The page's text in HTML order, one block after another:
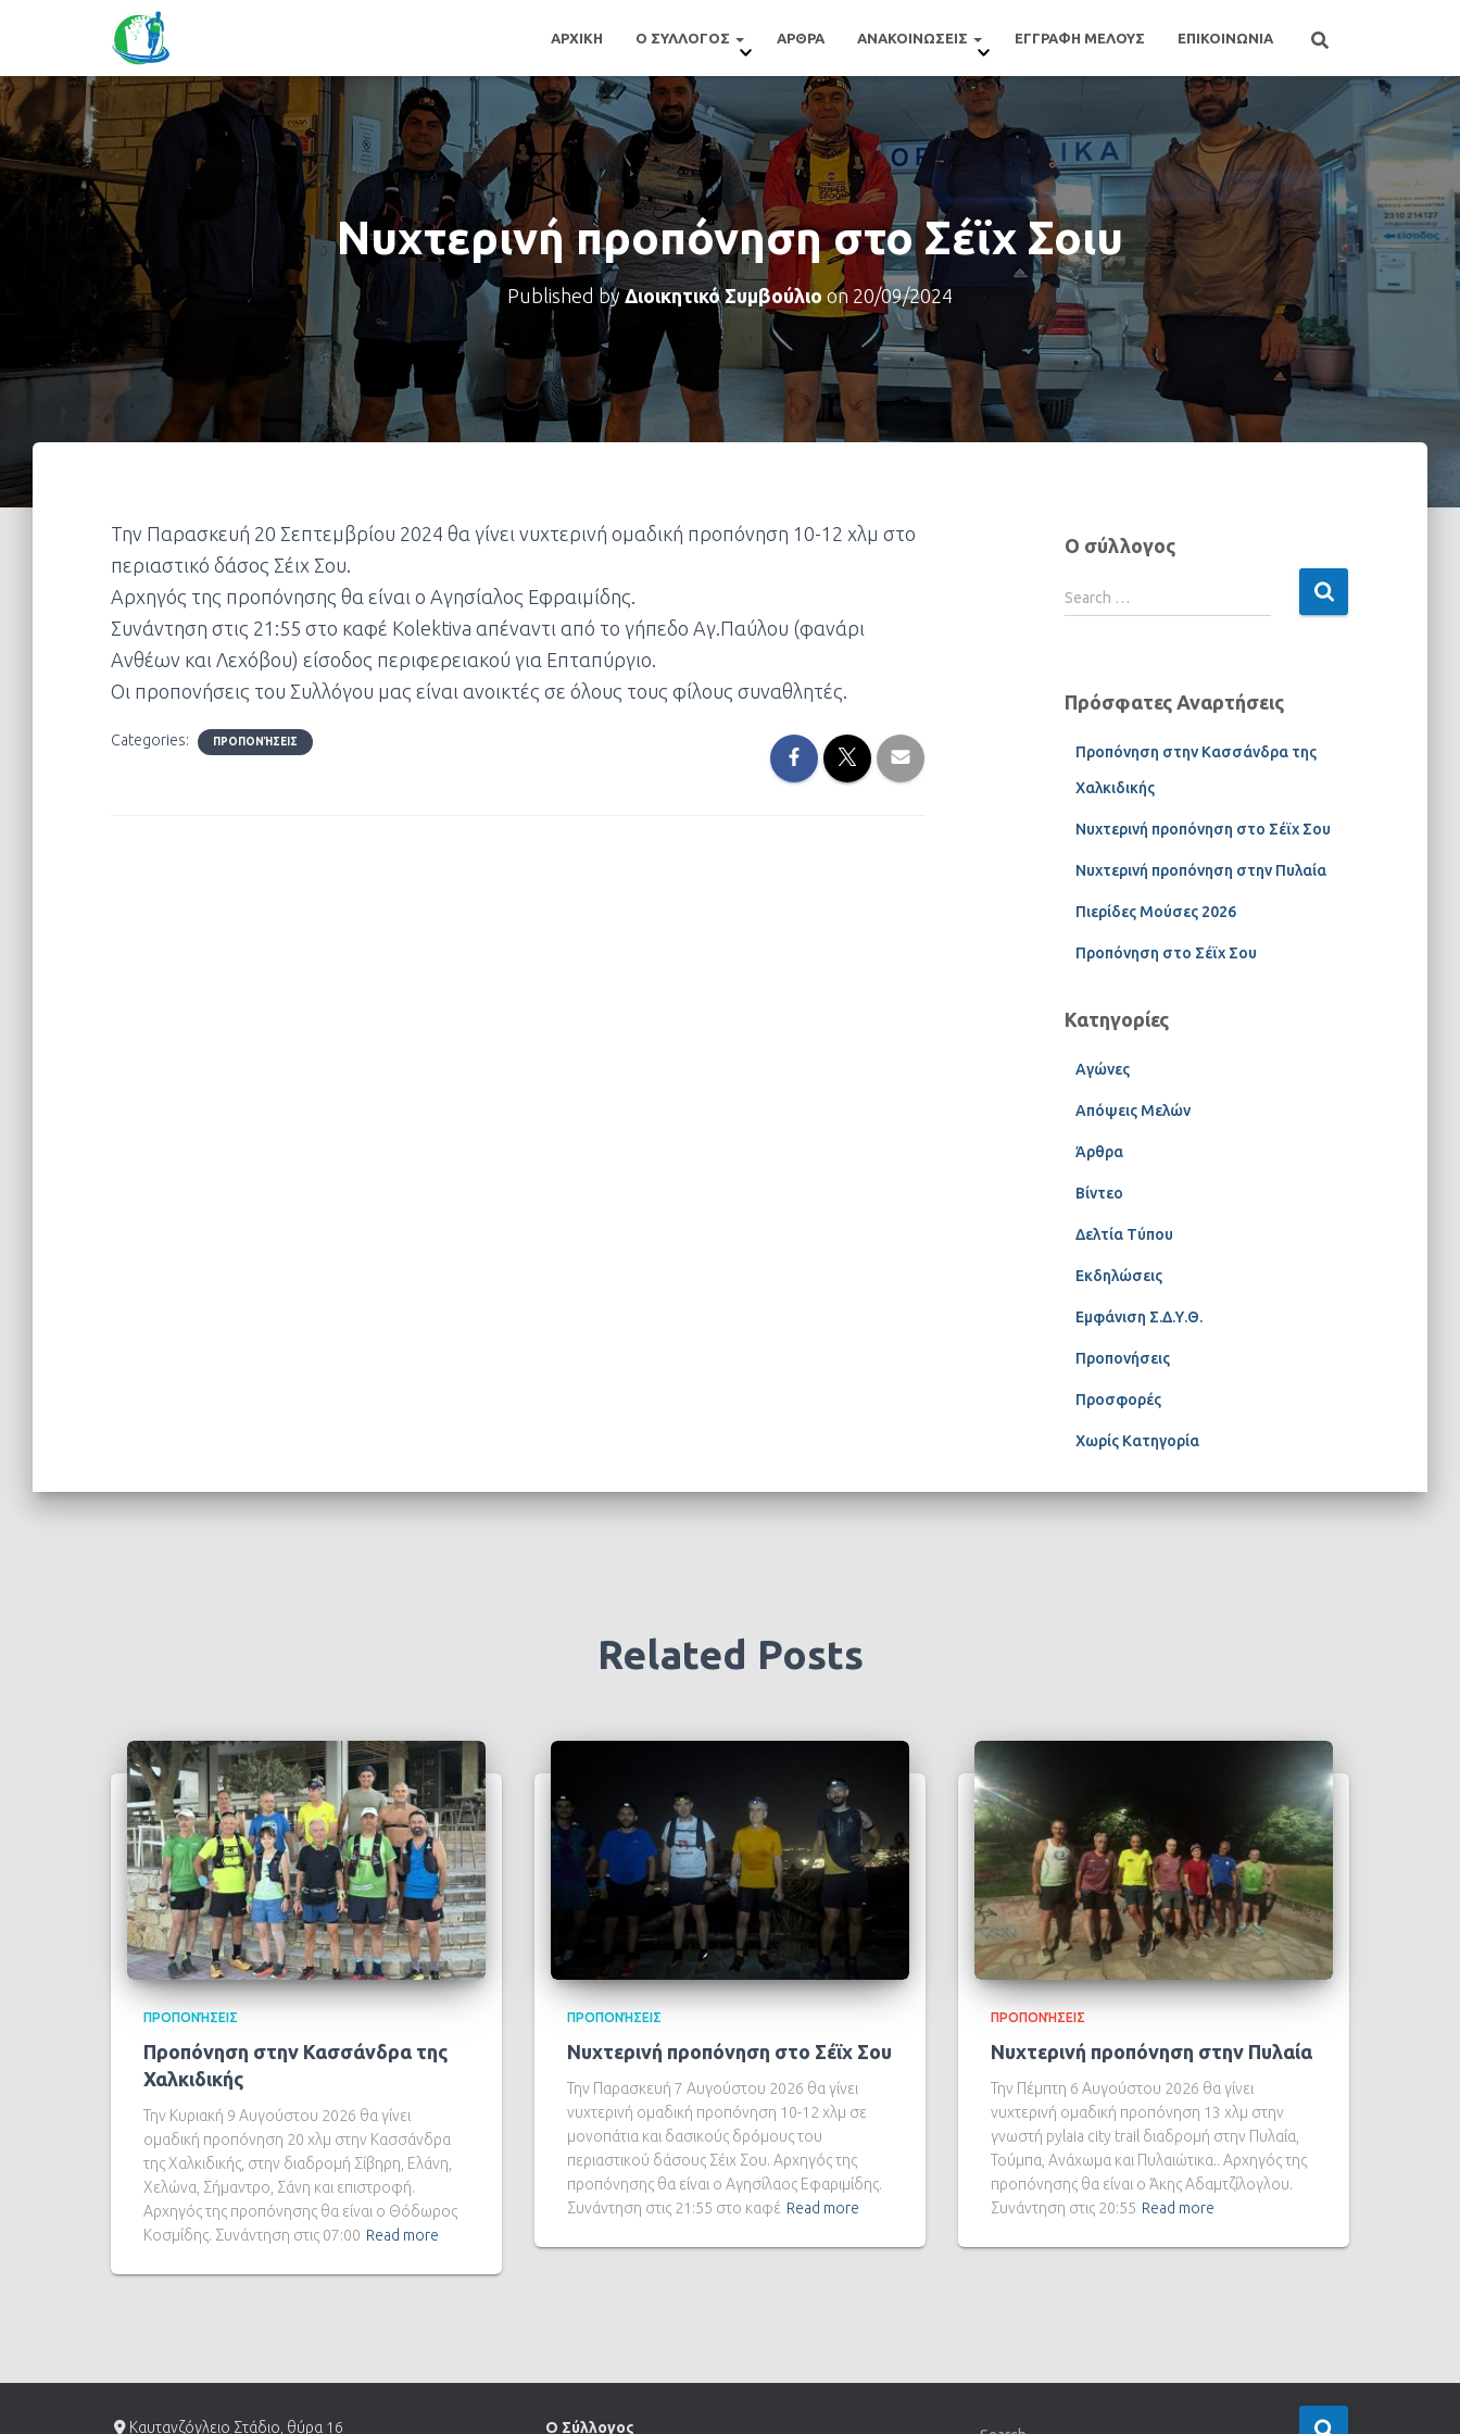
ΑΡΧΙΚΗ Ο ΣΥΛΛΟΓΟΣ ΑΡΘΡΑ ΑΝΑΚΟΙΝΩΣΕΙΣ ΕΓΓΡΑΦΗ ΜΕΛΟΥΣ ΕΠΙΚΟΙΝΩΝΙΑ
Νυχτερινή προπόνηση στο Σέϊχ Σοιυ
Published byΔιοικητικό Συμβούλιο on 20/09/2024
Την Παρασκευή 20 Σεπτεμβρίου 2024 θα γίνει νυχτερινή ομαδική προπόνηση 10-12 χλμ στο
περιαστικό δάσος Σέιχ Σου.
Αρχηγός της προπόνησης θα είναι ο Αγησίαλος Εφραιμίδης.
Συνάντηση στις 21:55 στο καφέ Kolektiva απέναντι από το γήπεδο Αγ.Παύλου (φανάρι
Ανθέων και Λεχόβου) είσοδος περιφερειακού για Επταπύργιο.
Οι προπονήσεις του Συλλόγου μας είναι ανοικτές σε όλους τους φίλους συναθλητές.
Categories: ΠΡΟΠΟΝΉΣΕΙΣ
Ο σύλλογος
Search …
Πρόσφατες Αναρτήσεις
Προπόνηση στην Κασσάνδρα της
Χαλκιδικής
Νυχτερινή προπόνηση στο Σέϊχ Σου
Νυχτερινή προπόνηση στην Πυλαία
Πιερίδες Μούσες 2026
Προπόνηση στο Σέϊχ Σου
Κατηγορίες
Αγώνες
Απόψεις Μελών
Άρθρα
Βίντεο
Δελτία Τύπου
Εκδηλώσεις
Εμφάνιση Σ.Δ.Υ.Θ.
Προπονήσεις
Προσφορές
Χωρίς Κατηγορία
Related Posts
ΠΡΟΠΟΝΉΣΕΙΣ
Προπόνηση στην Κασσάνδρα της
Χαλκιδικής
Την Κυριακή 9 Αυγούστου 2026 θα γίνει
ομαδική προπόνηση 20 χλμ στην Κασσάνδρα
της Χαλκιδικής, στην διαδρομή Σίβηρη, Ελάνη,
Χελώνα, Σήμαντρο, Σάνη και επιστροφή.
Αρχηγός της προπόνησης θα είναι ο Θόδωρος
Κοσμίδης. Συνάντηση στις 07:00 Read more
ΠΡΟΠΟΝΉΣΕΙΣ
Νυχτερινή προπόνηση στο Σέϊχ Σου
Την Παρασκευή 7 Αυγούστου 2026 θα γίνει
νυχτερινή ομαδική προπόνηση 10-12 χλμ σε
μονοπάτια και δασικούς δρόμους του
περιαστικού δάσους Σέιχ Σου. Αρχηγός της
προπόνησης θα είναι ο Αγησίλαος Εφαριμίδης.
Συνάντηση στις 21:55 στο καφέ Read more
ΠΡΟΠΟΝΉΣΕΙΣ
Νυχτερινή προπόνηση στην Πυλαία
Την Πέμπτη 6 Αυγούστου 2026 θα γίνει
νυχτερινή ομαδική προπόνηση 13 χλμ στην
γνωστή pylaia city trail διαδρομή στην Πυλαία,
Τούμπα, Ανάχωμα και Πυλαιώτικα.. Αρχηγός της
προπόνησης θα είναι ο Άκης Αδαμτζίλογλου.
Συνάντηση στις 20:55 Read more
Καυτανζόγλειο Στάδιο, θύρα 16 Ο Σύλλογος